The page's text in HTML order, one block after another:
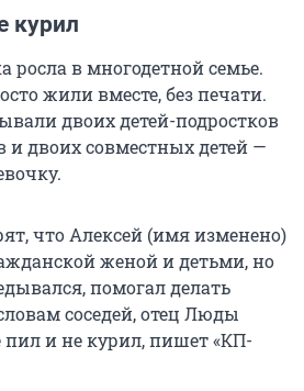
курил
росла в многодетной семье.
жили вместе, без печати.
двоих детей-подростков
двоих совместных детей —
что Алексей (имя изменено)
женой и детьми, но
помогал делать
соседей, отец Люды
пил и не курил, пишет «КП-